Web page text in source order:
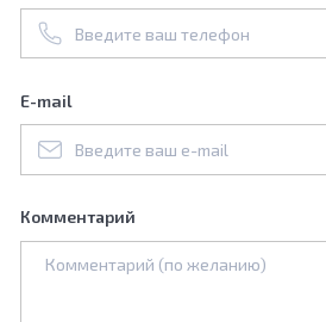
E-mail
Комментарий